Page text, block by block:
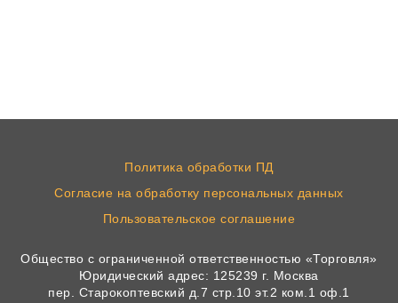
Политика обработки ПД
Согласие на обработку персональных данных
Пользовательское соглашение
Общество с ограниченной ответственностью «Торговля»
Юридический адрес: 125239 г. Москва
пер. Старокоптевский д.7 стр.10 эт.2 ком.1 оф.1